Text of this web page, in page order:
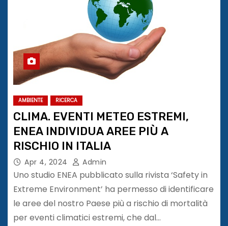
AMBIENTE RICERCA
CLIMA. EVENTI METEO ESTREMI,
ENEA INDIVIDUA AREE PIÙ A
RISCHIO IN ITALIA
Apr 4, 2024 Admin
Uno studio ENEA pubblicato sulla rivista ‘Safety in
Extreme Environment’ ha permesso di identificare
le aree del nostro Paese più a rischio di mortalità
per eventi climatici estremi, che dal…